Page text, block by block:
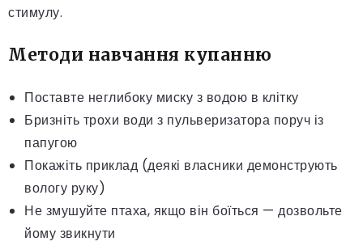
стимулу.
Методи навчання купанню
Поставте неглибоку миску з водою в клітку
Бризніть трохи води з пульверизатора поруч із
папугою
Покажіть приклад (деякі власники демонструють
вологу руку)
Не змушуйте птаха, якщо він боїться — дозвольте
йому звикнути